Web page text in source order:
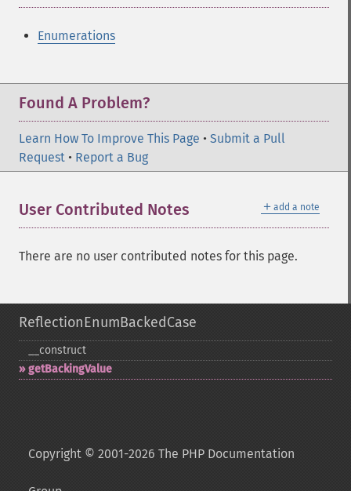
Enumerations
Found A Problem?
Learn How To Improve This Page • Submit a Pull
Request • Report a Bug
＋ add a note
User Contributed Notes
There are no user contributed notes for this page.
ReflectionEnumBackedCase
_​_​construct
getBackingValue
Copyright © 2001-2026 The PHP Documentation